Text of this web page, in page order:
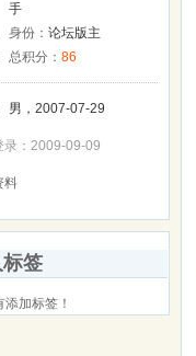
手
身份： 论坛版主
总积分： 86
男，2007-07-29
录：2009-09-09
料
签
加标签！